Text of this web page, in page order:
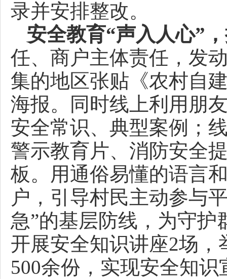
录并安排整改。
安全教育“声入人心”，
任、商户主体责任，发
集的地区张贴《农村自
海报。同时线上利用朋
安全常识、典型案例；
警示教育片、消防安全
板。用通俗易懂的语言
户，引导村民主动参与
急”的基层防线，为守
开展安全知识讲座2场
500余份，实现安全知